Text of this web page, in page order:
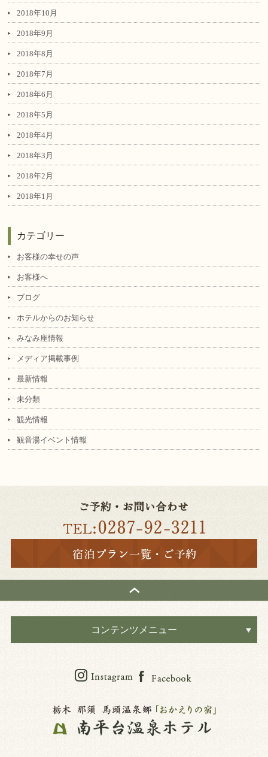
2018年10月
2018年9月
2018年8月
2018年7月
2018年6月
2018年5月
2018年4月
2018年3月
2018年2月
2018年1月
カテゴリー
お客様の幸せの声
お客様へ
ブログ
ホテルからのお知らせ
みなみ座情報
メディア掲載事例
最新情報
未分類
観光情報
観音湯イベント情報
コンテンツメニュー